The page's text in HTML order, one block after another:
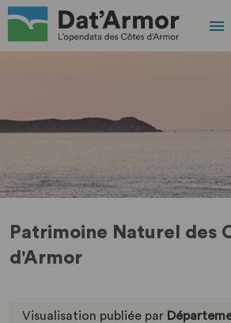
Patrimoine Naturel des
d'Armor
Visualisation publiée par